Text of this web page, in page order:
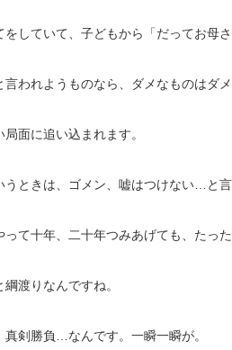
をしていて、子どもから「だってお母
言われようものなら、ダメなものはダ
局面に追い込まれます。
うときは、ゴメン、嘘はつけない…と
って十年、二十年つみあげても、たっ
綱渡りなんですね。
真剣勝負…なんです。一瞬一瞬が。